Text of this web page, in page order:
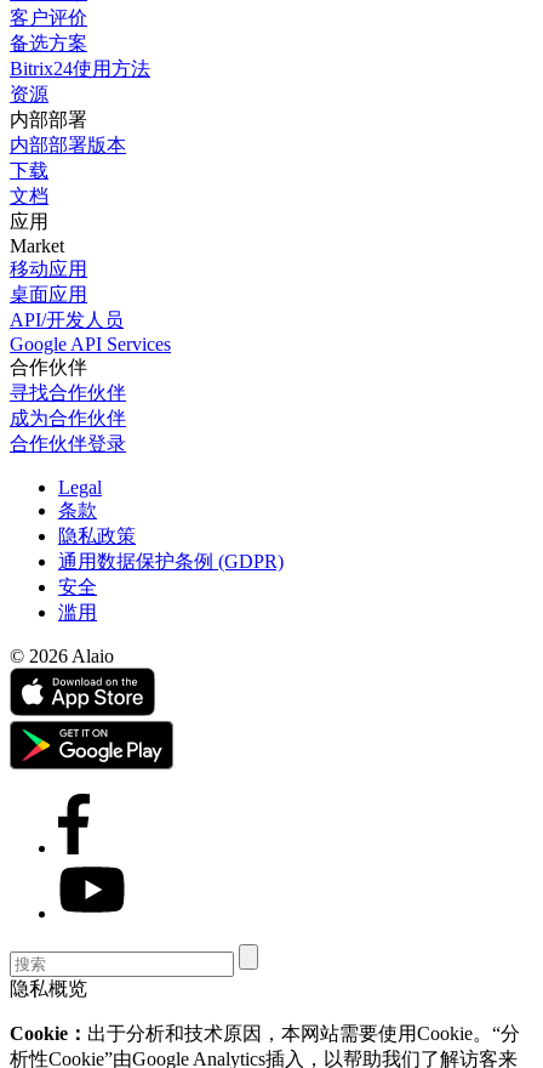
客户评价
备选方案
Bitrix24使用方法
资源
内部部署
内部部署版本
下载
文档
应用
Market
移动应用
桌面应用
API/开发人员
Google API Services
合作伙伴
寻找合作伙伴
成为合作伙伴
合作伙伴登录
Legal
条款
隐私政策
通用数据保护条例 (GDPR)
安全
滥用
© 2026 Alaio
隐私概览
Cookie： 出于分析和技术原因，本网站需要使用Cookie。“分
析性Cookie”由Google Analytics插入，以帮助我们了解访客来